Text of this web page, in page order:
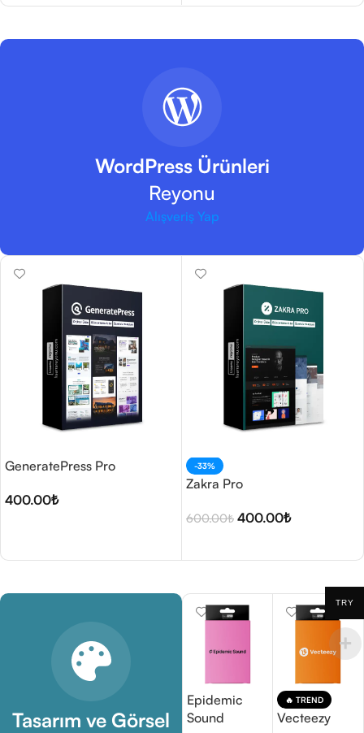
WordPress Ürünleri
Reyonu
Alışveriş Yap
GeneratePress Pro
400.00₺
-33%
Zakra Pro
600.00₺ 400.00₺
Tasarım ve Görsel
Epidemic
Sound
🔥 TREND
Vecteezy
TRY